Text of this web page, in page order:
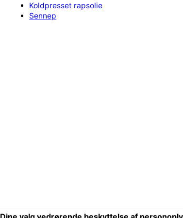
Koldpresset rapsolie
Sennep